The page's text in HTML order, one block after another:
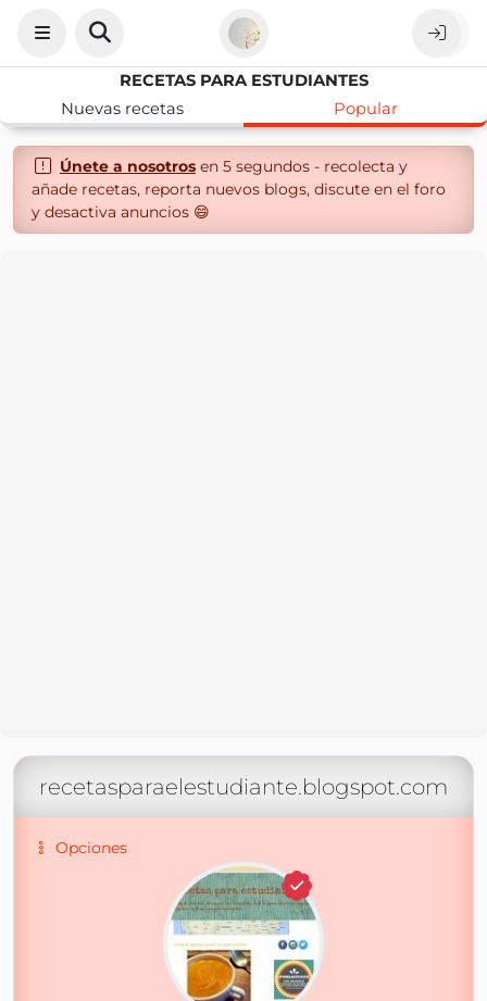
RECETAS PARA ESTUDIANTES
Nuevas recetas
Popular
Únete a nosotrosen 5 segundos - recolecta y
añade recetas, reporta nuevos blogs, discute en el foro
y desactiva anuncios 😄
recetasparaelestudiante.blogspot.com
Opciones